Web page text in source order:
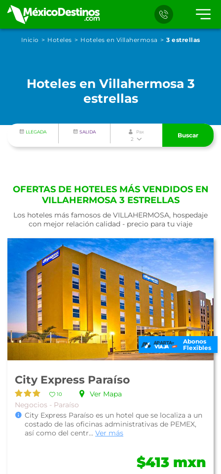
Inicio Hoteles Hoteles en Villahermosa 3 estrellas
Hoteles en Villahermosa 3
estrellas
LLEGADA SALIDA Pax
2
Buscar
OFERTAS DE HOTELES MÁS VENDIDOS EN
VILLAHERMOSA 3 ESTRELLAS
Los hoteles más famosos de VILLAHERMOSA, hospedaje
con mejor relación calidad - precio para tu viaje
Abonos
Flexibles
City Express Paraíso
10
Ver Mapa
Negocios - Paraíso
City Express Paraíso es un hotel que se localiza a un
costado de las oficinas administrativas de PEMEX,
así como del centr... Ver más
$413 mxn